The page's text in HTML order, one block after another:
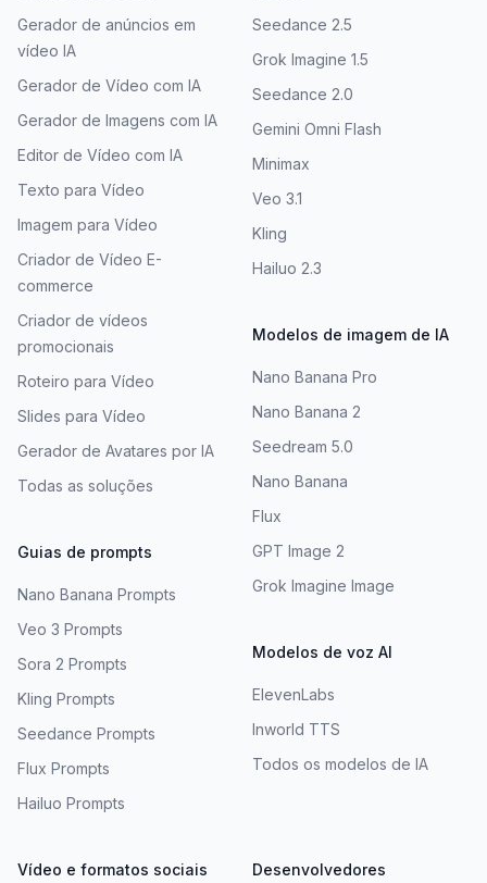
Gerador de anúncios em
vídeo IA
Gerador de Vídeo com IA
Gerador de Imagens com IA
Editor de Vídeo com IA
Texto para Vídeo
Imagem para Vídeo
Criador de Vídeo E-
commerce
Criador de vídeos
promocionais
Roteiro para Vídeo
Slides para Vídeo
Gerador de Avatares por IA
Todas as soluções
Guias de prompts
Nano Banana Prompts
Veo 3 Prompts
Sora 2 Prompts
Kling Prompts
Seedance Prompts
Flux Prompts
Hailuo Prompts
Seedance 2.5
Grok Imagine 1.5
Seedance 2.0
Gemini Omni Flash
Minimax
Veo 3.1
Kling
Hailuo 2.3
Modelos de imagem de IA
Nano Banana Pro
Nano Banana 2
Seedream 5.0
Nano Banana
Flux
GPT Image 2
Grok Imagine Image
Modelos de voz AI
ElevenLabs
Inworld TTS
Todos os modelos de IA
Vídeo e formatos sociais Desenvolvedores